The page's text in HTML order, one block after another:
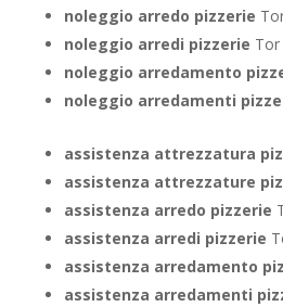
noleggio arredo pizzerie
noleggio arredi pizzerie
noleggio arredamento
noleggio arredamenti
assistenza attrezzatura
assistenza attrezzature
assistenza arredo pizzerie
assistenza arredi pizzerie
assistenza arredamento
assistenza arredamenti